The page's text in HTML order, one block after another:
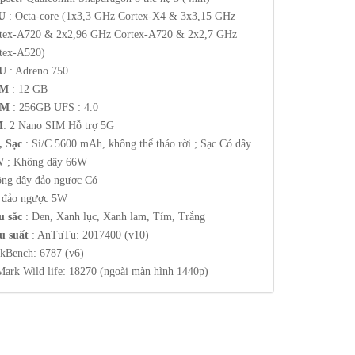
: Octa-core (1x3,3 GHz Cortex-X4 & 3x3,15 GHz
A720 & 2x2,96 GHz Cortex-A720 & 2x2,7 GHz
A520)
: Adreno 750
: 12 GB
: 256GB UFS : 4.0
: 2 Nano SIM Hỗ trợ 5G
Sạc : Si/C 5600 mAh, không thể tháo rời ; Sạc Có dây
; Không dây 66W
dây đảo ngược Có
ngược 5W
sắc : Đen, Xanh lục, Xanh lam, Tím, Trắng
suất : AnTuTu: 2017400 (v10)
6787 (v6)
Wild life: 18270 (ngoài màn hình 1440p)